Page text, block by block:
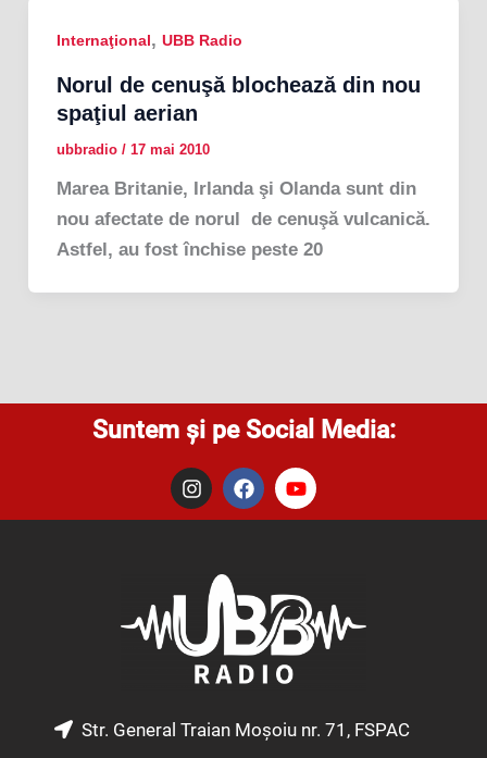
Internaţional, UBB Radio
Norul de cenuşă blochează din nou
spaţiul aerian
ubbradio / 17 mai 2010
Marea Britanie, Irlanda şi Olanda sunt din
nou afectate de norul de cenuşă vulcanică.
Astfel, au fost închise peste 20
Suntem și pe Social Media:
I
n
s
m
F
a
c
o
k
Y
o
u
e
Str. General Traian Moșoiu nr. 71, FSPAC